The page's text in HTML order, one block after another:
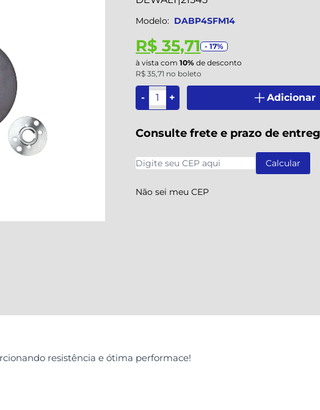
Modelo: DABP4SFM14
R$ 35,71 - 17%
à vista com10% de desconto
R$ 35,71 no boleto
- + Adicionar
Consulte frete e prazo de
Não sei meu CEP
resistência e ótima performace!